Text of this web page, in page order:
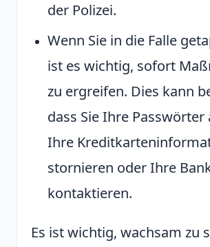
der Polizei.
Wenn Sie in die Falle
ist es wichtig, sofort
zu ergreifen. Dies kann
dass Sie Ihre Passwörter
Ihre
stornieren oder Ihre
kontaktieren.
Es ist wichtig, wachsam zu